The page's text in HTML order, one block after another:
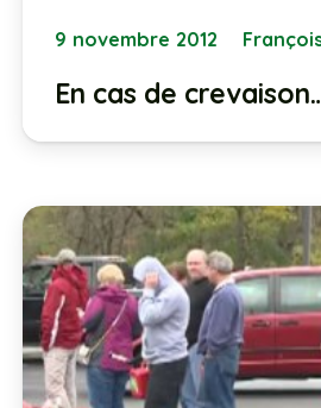
9 novembre 2012
En cas de